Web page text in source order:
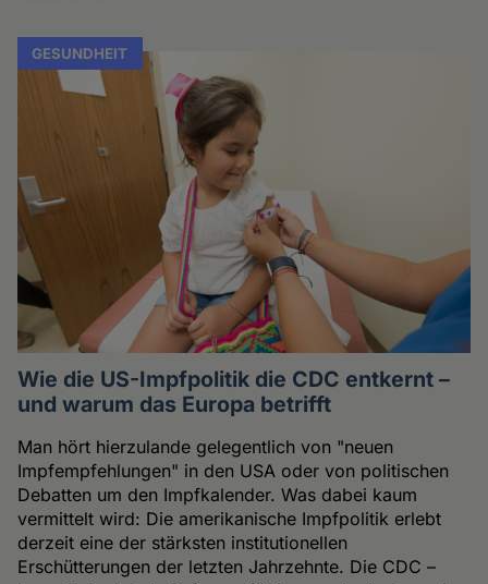
GESUNDHEIT
Wie die US-Impfpolitik die CDC entkernt –
und warum das Europa betrifft
Man hört hierzulande gelegentlich von "neuen
Impfempfehlungen" in den USA oder von politischen
Debatten um den Impfkalender. Was dabei kaum
vermittelt wird: Die amerikanische Impfpolitik erlebt
derzeit eine der stärksten institutionellen
Erschütterungen der letzten Jahrzehnte. Die CDC –